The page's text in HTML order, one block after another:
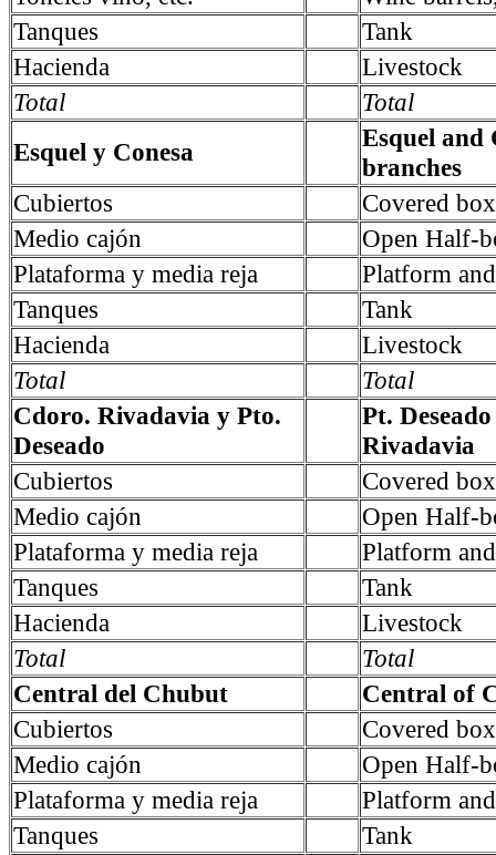
Tanques
Tank
Hacienda
Livestock
Total
Total
Esquel y Conesa
Esquel and
branches
Cubiertos
Covered box
Medio cajón
Open Half-
Plataforma y media reja
Platform
Tanques
Tank
Hacienda
Livestock
Total
Total
Cdoro. Rivadavia y Pto.
Deseado
Pt.
Rivadavia
Cubiertos
Covered box
Medio cajón
Open Half-
Plataforma y media reja
Platform
Tanques
Tank
Hacienda
Livestock
Total
Total
Central del Chubut
Central of
Cubiertos
Covered box
Medio cajón
Open Half-
Plataforma y media reja
Platform
Tanques
Tank